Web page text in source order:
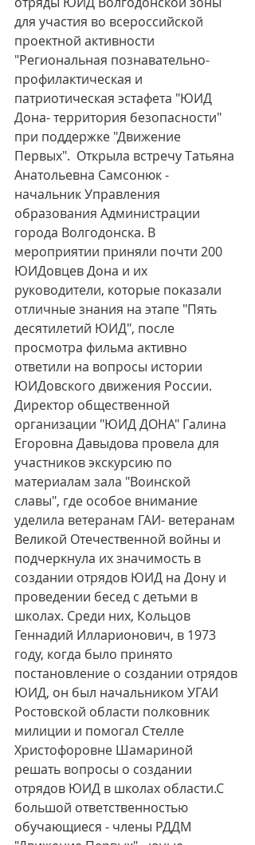
для участия во всероссийской
проектной активности
"Региональная познавательно-
профилактическая и
патриотическая эстафета "ЮИД
Дона- территория безопасности"
при поддержке "Движение
Первых".  Открыла встречу Татьяна
Анатольевна Самсонюк -
начальник Управления
образования Администрации
города Волгодонска. В
мероприятии приняли почти 200
ЮИДовцев Дона и их
руководители, которые показали
отличные знания на этапе "Пять
десятилетий ЮИД", после
просмотра фильма активно
ответили на вопросы истории
ЮИДовского движения России.
Директор общественной
организации "ЮИД ДОНА" Галина
Егоровна Давыдова провела для
участников экскурсию по
материалам зала "Воинской
славы", где особое внимание
уделила ветеранам ГАИ- ветеранам
Великой Отечественной войны и
подчеркнула их значимость в
создании отрядов ЮИД на Дону и
проведении бесед с детьми в
школах. Среди них, Кольцов
Геннадий Илларионович, в 1973
году, когда было принято
постановление о создании отрядов
ЮИД, он был начальником УГАИ
Ростовской области полковник
милиции и помогал Стелле
Христофоровне Шамариной
решать вопросы о создании
отрядов ЮИД в школах области.С
большой ответственностью
обучающиеся - члены РДДМ